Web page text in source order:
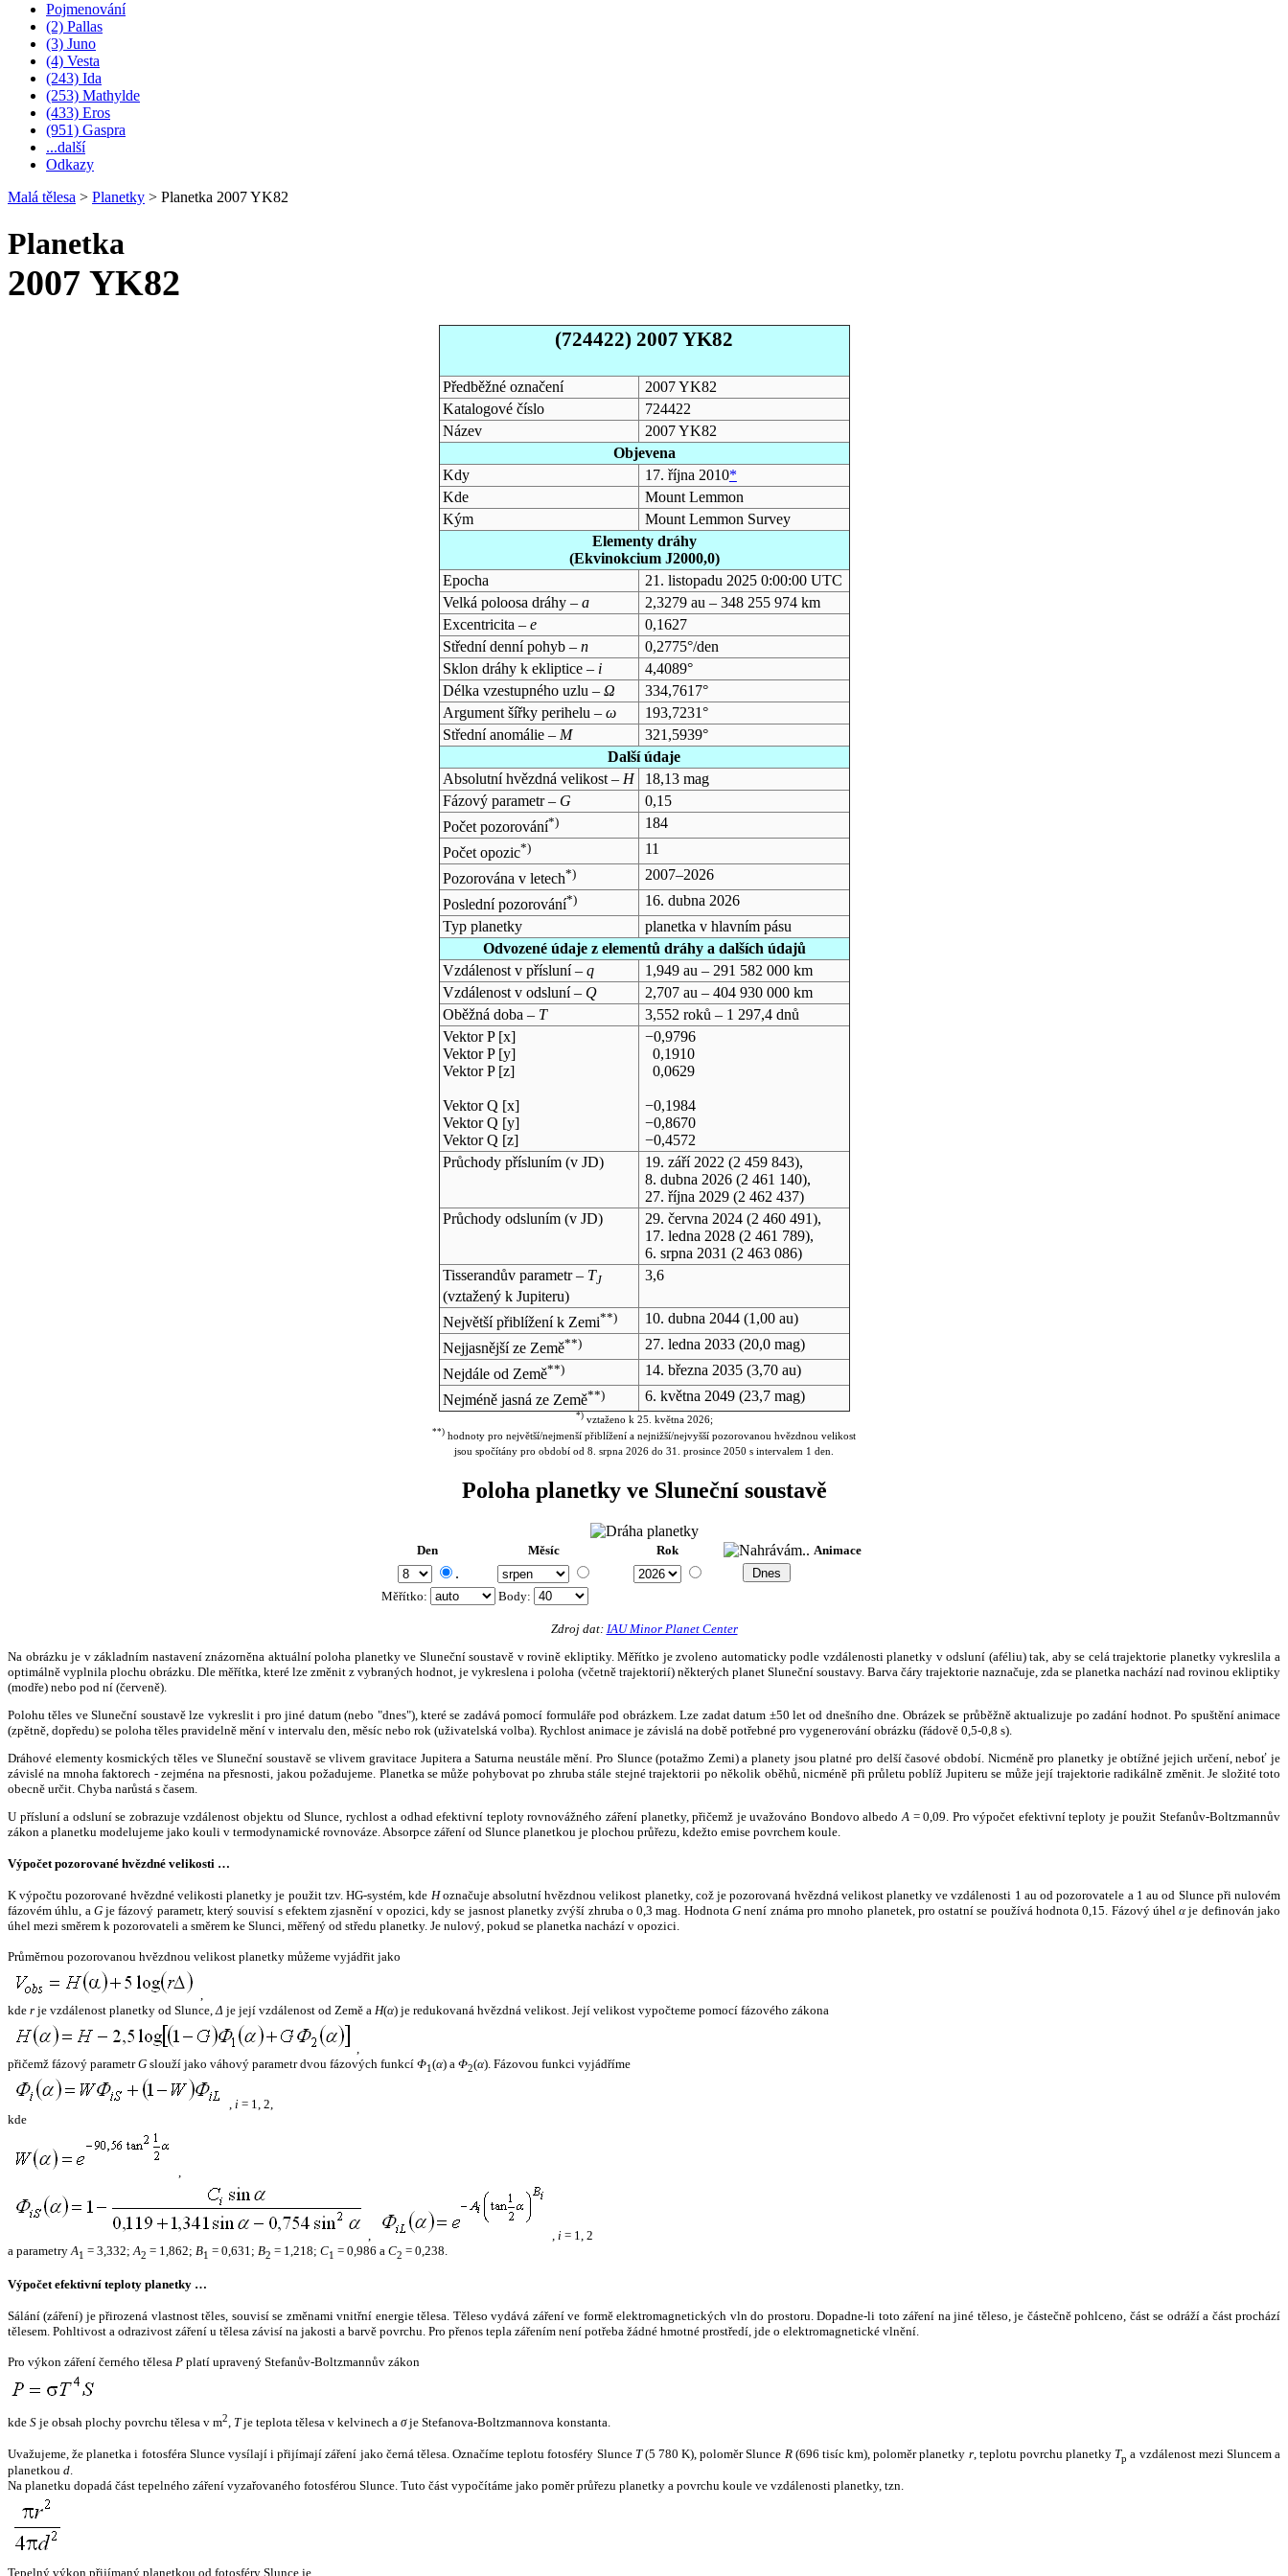
Pojmenování
(2) Pallas
(3) Juno
(4) Vesta
(243) Ida
(253) Mathylde
(433) Eros
(951) Gaspra
...další
Odkazy
Malá tělesa > Planetky > Planetka 2007 YK82
Planetka
2007 YK82
(724422) 2007 YK82
Předběžné označení
2007 YK82
Katalogové číslo
724422
Název
2007 YK82
Objevena
Kdy
17. října 2010*
Kde
Mount Lemmon
Kým
Mount Lemmon Survey
Elementy dráhy
(Ekvinokcium J2000,0)
Epocha
21. listopadu 2025 0:00:00 UTC
Velká poloosa dráhy – a
2,3279 au – 348 255 974 km
Excentricita – e
0,1627
Střední denní pohyb – n
0,2775°/den
Sklon dráhy k ekliptice – i
4,4089°
Délka vzestupného uzlu – Ω
334,7617°
Argument šířky perihelu – ω
193,7231°
Střední anomálie – M
321,5939°
Další údaje
Absolutní hvězdná velikost – H
18,13 mag
Fázový parametr – G
0,15
Počet pozorování*)
184
Počet opozic*)
11
Pozorována v letech*)
2007–2026
Poslední pozorování*)
16. dubna 2026
Typ planetky
planetka v hlavním pásu
Odvozené údaje z elementů dráhy a dalších údajů
Vzdálenost v přísluní – q
1,949 au – 291 582 000 km
Vzdálenost v odsluní – Q
2,707 au – 404 930 000 km
Oběžná doba – T
3,552 roků – 1 297,4 dnů
Vektor P [x]
Vektor P [y]
Vektor P [z]
Vektor Q [x]
Vektor Q [y]
Vektor Q [z]
−0,9796
0,1910
0,0629
−0,1984
−0,8670
−0,4572
Průchody přísluním (v JD) 19. září 2022 (2 459 843),
8. dubna 2026(2 461 140),
27. října 2029(2 462 437)
Průchody odsluním (v JD) 29. června 2024(2 460 491),
17. ledna 2028(2 461 789),
6. srpna 2031 (2 463 086)
Tisserandův parametr – TJ
(vztažený k Jupiteru)
3,6
Největší přiblížení k Zemi**) 10. dubna 2044(1,00 au)
Nejjasnější ze Země**) 27. ledna 2033(20,0 mag)
Nejdále od Země**) 14. března 2035(3,70 au)
Nejméně jasná ze Země**) 6. května 2049(23,7 mag)
*)vztaženo k 25. května 2026;
**) hodnoty pro největší/nejmenší přiblížení a nejnižší/nejvyšší pozorovanou hvězdnou velikost
jsou spočítány pro období od 8. srpna 2026 do 31. prosince 2050 s intervalem 1 den.
Poloha planetky ve Sluneční soustavě
Den Měsíc Rok Animace
.
Měřítko: Body:
Zdroj dat: IAU Minor Planet Center
Na obrázku je v základním nastavení znázorněna aktuální poloha planetky ve Sluneční soustavě v rovině ekliptiky. Měřítko je zvoleno automaticky podle vzdálenosti planetky v odsluní (aféliu) tak, aby se celá trajektorie planetky vykreslila a
optimálně vyplnila plochu obrázku. Dle měřítka, které lze změnit z vybraných hodnot, je vykreslena i poloha (včetně trajektorií) některých planet Sluneční soustavy. Barva čáry trajektorie naznačuje, zda se planetka nachází nad rovinou ekliptiky
(modře) nebo pod ní (červeně).
Polohu těles ve Sluneční soustavě lze vykreslit i pro jiné datum (nebo "dnes"), které se zadává pomocí formuláře pod obrázkem. Lze zadat datum ±50 let od dnešního dne. Obrázek se průběžně aktualizuje po zadání hodnot. Po spuštění animace
(zpětně, dopředu) se poloha těles pravidelně mění v intervalu den, měsíc nebo rok (uživatelská volba). Rychlost animace je závislá na době potřebné pro vygenerování obrázku (řádově 0,5-0,8 s).
Dráhové elementy kosmických těles ve Sluneční soustavě se vlivem gravitace Jupitera a Saturna neustále mění. Pro Slunce (potažmo Zemi) a planety jsou platné pro delší časové období. Nicméně pro planetky je obtížné jejich určení, neboť je
závislé na mnoha faktorech - zejména na přesnosti, jakou požadujeme. Planetka se může pohybovat po zhruba stále stejné trajektorii po několik oběhů, nicméně při průletu poblíž Jupiteru se může její trajektorie radikálně změnit. Je složité toto
obecně určit. Chyba narůstá s časem.
U přísluní a odsluní se zobrazuje vzdálenost objektu od Slunce, rychlost a odhad efektivní teploty rovnovážného záření planetky, přičemž je uvažováno Bondovo albedo A = 0,09. Pro výpočet efektivní teploty je použit Stefanův-Boltzmannův
zákon a planetku modelujeme jako kouli v termodynamické rovnováze. Absorpce záření od Slunce planetkou je plochou průřezu, kdežto emise povrchem koule.
Výpočet pozorované hvězdné velikosti …
K výpočtu pozorované hvězdné velikosti planetky je použit tzv. HG-systém, kde Hoznačuje absolutní hvězdnou velikost planetky, což je pozorovaná hvězdná velikost planetky ve vzdálenosti 1 au od pozorovatele a 1 au od Slunce při nulovém
fázovém úhlu, a Gje fázový parametr, který souvisí s efektem zjasnění v opozici, kdy se jasnost planetky zvýší zhruba o 0,3 mag. HodnotaG není známa pro mnoho planetek, pro ostatní se používá hodnota 0,15. Fázový úhelα je definován jako
úhel mezi směrem k pozorovateli a směrem ke Slunci, měřený od středu planetky. Je nulový, pokud se planetka nachází v opozici.
Průměrnou pozorovanou hvězdnou velikost planetky můžeme vyjádřit jako
,
kde r je vzdálenost planetky od Slunce,Δ je její vzdálenost od Země a H(α) je redukovaná hvězdná velikost. Její velikost vypočteme pomocí fázového zákona
,
přičemž fázový parametrG slouží jako váhový parametr dvou fázových funkcí Φ1(α) a Φ2(α). Fázovou funkci vyjádříme
, i = 1, 2,
kde
,
, , i = 1, 2
a parametryA1 = 3,332;A2 = 1,862; B1 = 0,631; B2 = 1,218; C1 = 0,986 a C2 = 0,238.
Výpočet efektivní teploty planetky …
Sálání (záření) je přirozená vlastnost těles, souvisí se změnami vnitřní energie tělesa. Těleso vydává záření ve formě elektromagnetických vln do prostoru. Dopadne-li toto záření na jiné těleso, je částečně pohlceno, část se odráží a část prochází
tělesem. Pohltivost a odrazivost záření u tělesa závisí na jakosti a barvě povrchu. Pro přenos tepla zářením není potřeba žádné hmotné prostředí, jde o elektromagnetické vlnění.
Pro výkon záření černého tělesa P platí upravený Stefanův-Boltzmannův zákon
kde S je obsah plochy povrchu tělesa v m2, Tje teplota tělesa v kelvinech a σje Stefanova-Boltzmannova konstanta.
Uvažujeme, že planetka i fotosféra Slunce vysílají i přijímají záření jako černá tělesa. Označíme teplotu fotosféry Slunce T(5 780 K), poloměr Slunce R(696 tisíc km), poloměr planetky r, teplotu povrchu planetky Tp a vzdálenost mezi Sluncem a
planetkou d.
Na planetku dopadá část tepelného záření vyzařovaného fotosférou Slunce. Tuto část vypočítáme jako poměr průřezu planetky a povrchu koule ve vzdálenosti planetky, tzn.
Tepelný výkon přijímaný planetkou od fotosféry Slunce je